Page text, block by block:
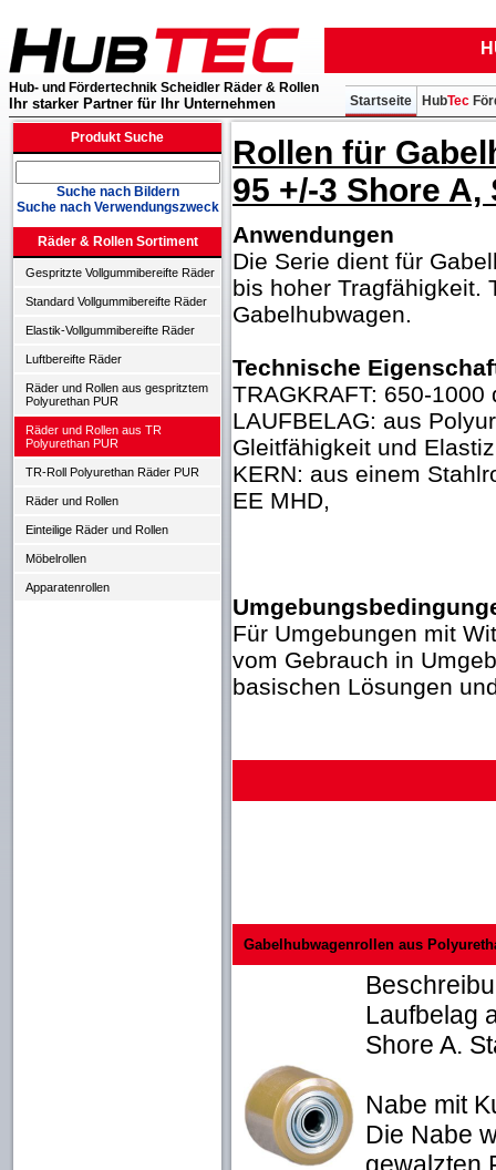
Hub- und Fördertechnik Scheidler Räder & Rollen
Ihr starker Partner für Ihr Unternehmen HubTec
Startseite
Produkt Suche
Suche nach Bildern
Suche nach Verwendungszweck
Räder & Rollen Sortiment
Gespritzte Vollgummibereifte Räder
Standard Vollgummibereifte Räder
Elastik-Vollgummibereifte Räder
Luftbereifte Räder
Räder und Rollen aus gespritztem
Polyurethan PUR
Räder und Rollen aus TR
Polyurethan PUR
TR-Roll Polyurethan Räder PUR
Räder und Rollen
Einteilige Räder und Rollen
Möbelrollen
Apparatenrollen
Rollen für
95 +/-3 Shore
Anwendungen
Die Serie dient für
bis hoher Tragfähigkeit.
Gabelhubwagen.
Technische
TRAGKRAFT: 650-1000
LAUFBELAG: aus
Gleitfähigkeit und
KERN: aus einem
EE MHD,
Für Umgebungen mit
vom Gebrauch in
basischen Lösungen
Gabelhubwagenrollen aus
Laufbelag
Shore A.
Nabe mit
Die Nabe